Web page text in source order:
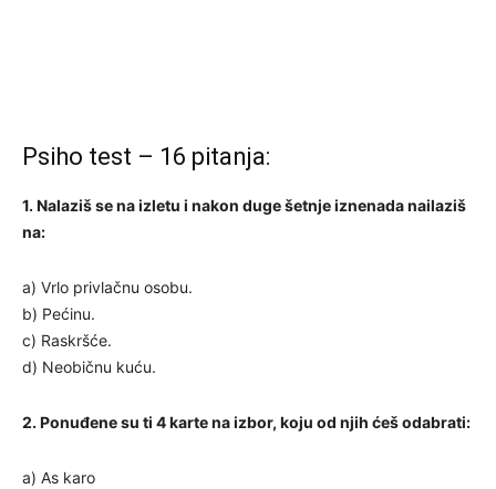
Psiho test – 16 pitanja:
1. Nalaziš se na izletu i nakon duge šetnje iznenada nailaziš
na:
a) Vrlo privlačnu osobu.
b) Pećinu.
c) Raskršće.
d) Neobičnu kuću.
2. Ponuđene su ti 4 karte na izbor, koju od njih ćeš odabrati:
a) As karo